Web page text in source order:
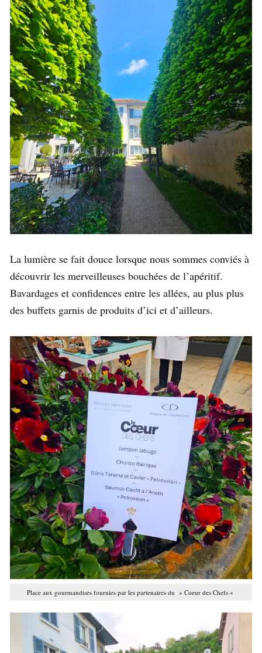
La lumière se fait douce lorsque nous sommes conviés à
découvrir les merveilleuses bouchées de l’apéritif.
Bavardages et confidences entre les allées, au plus plus
des buffets garnis de produits d’ici et d’ailleurs.
Place aux gourmandises fournies par les partenaires du » Coeur des Chefs «